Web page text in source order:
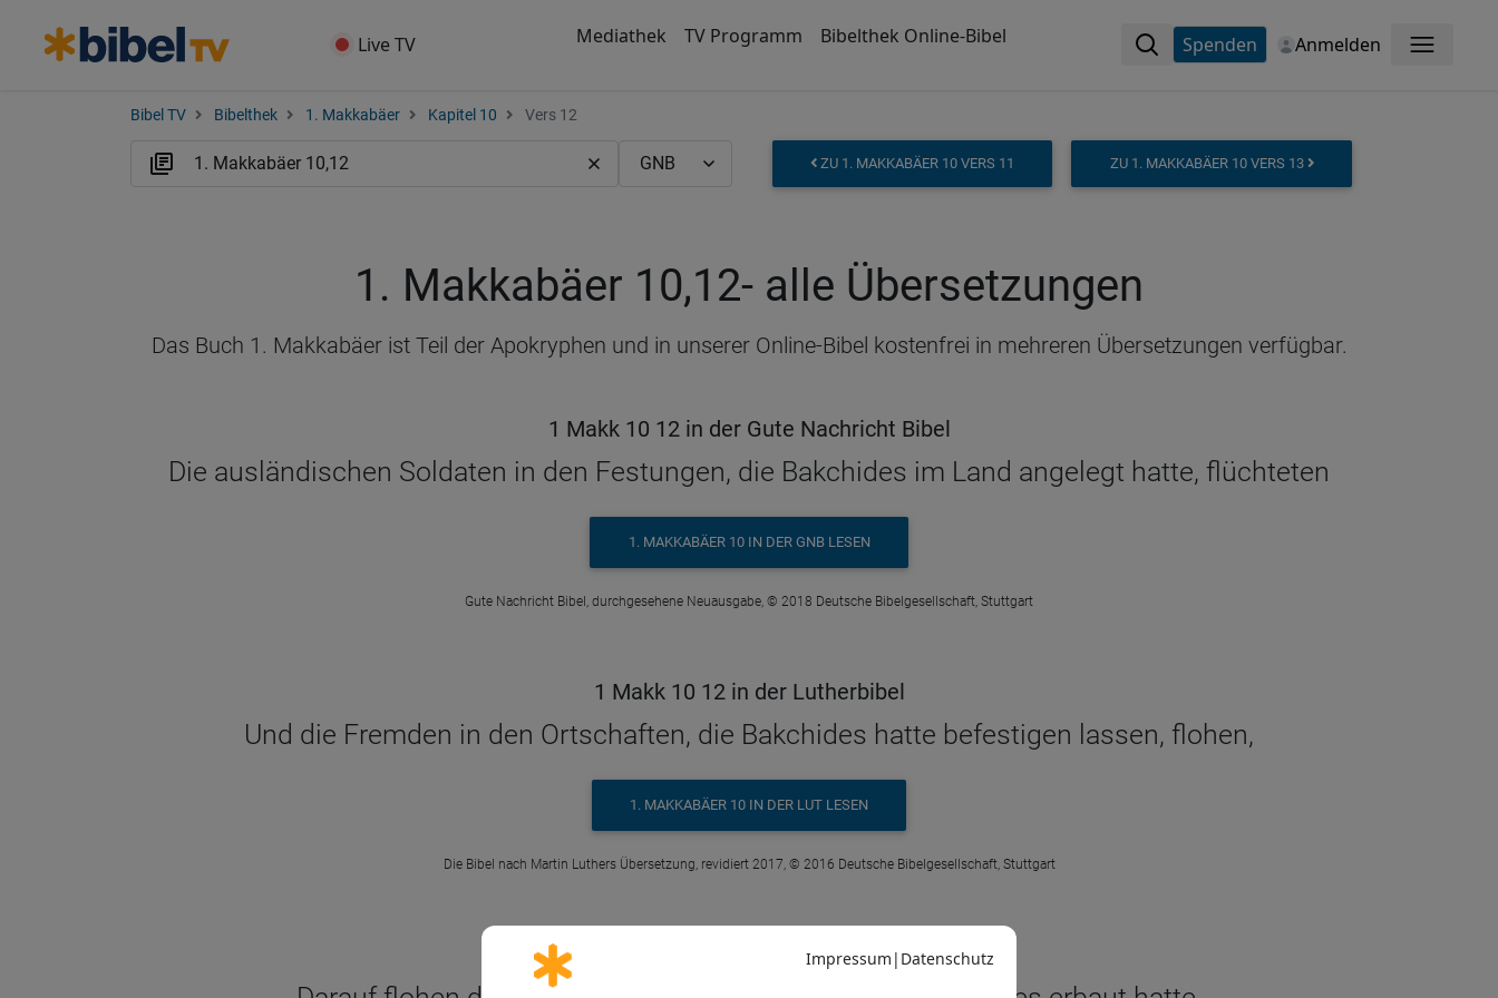
Live TV Mediathek TV Programm Bibelthek Online-Bibel Spenden Anmelden Menü
Bibel TV Bibelthek 1. Makkabäer Kapitel 10 Vers 12
ZU 1. MAKKABÄER 10 VERS 11 ZU 1. MAKKABÄER 10 VERS 13
1. Makkabäer 10,12- alle Übersetzungen
Das Buch 1. Makkabäer ist Teil der Apokryphen und in unserer Online-Bibel kostenfrei in mehreren Übersetzungen verfügbar.
1 Makk 10 12 in der Gute Nachricht Bibel
Die ausländischen Soldaten in den Festungen, die Bakchides im Land angelegt hatte, flüchteten
1. MAKKABÄER 10 IN DER GNB LESEN
Gute Nachricht Bibel, durchgesehene Neuausgabe, © 2018 Deutsche Bibelgesellschaft, Stuttgart
1 Makk 10 12 in der Lutherbibel
Und die Fremden in den Ortschaften, die Bakchides hatte befestigen lassen, flohen,
1. MAKKABÄER 10 IN DER LUT LESEN
Die Bibel nach Martin Luthers Übersetzung, revidiert 2017, © 2016 Deutsche Bibelgesellschaft, Stuttgart
1 Makk 10 12 in der Einheitsübersetzung